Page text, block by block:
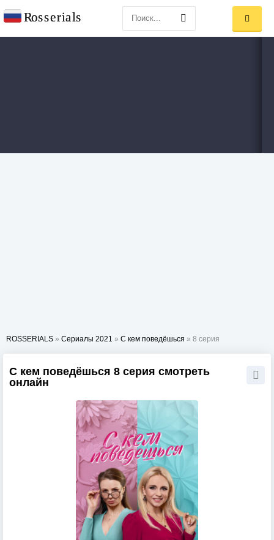
ROSSERIALS » Сериалы 2021 » С кем поведёшься » 8 серия
С кем поведёшься 8 серия смотреть
онлайн